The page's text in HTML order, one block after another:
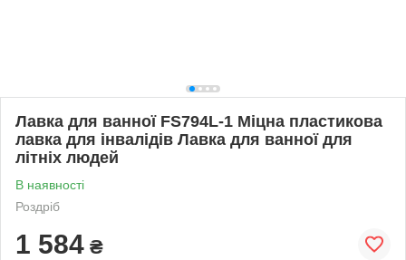
Лавка для ванної FS794L-1 Міцна пластикова
лавка для інвалідів Лавка для ванної для
літніх людей
В наявності
Роздріб
1 584 ₴